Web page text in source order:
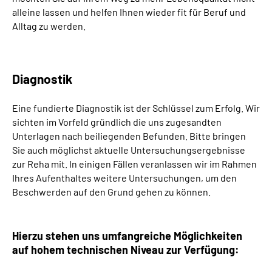
alleine lassen und helfen Ihnen wieder fit für Beruf und
Alltag zu werden.
Diagnostik
Eine fundierte Diagnostik ist der Schlüssel zum Erfolg. Wir
sichten im Vorfeld gründlich die uns zugesandten
Unterlagen nach beiliegenden Befunden. Bitte bringen
Sie auch möglichst aktuelle Untersuchungsergebnisse
zur Reha mit. In einigen Fällen veranlassen wir im Rahmen
Ihres Aufenthaltes weitere Untersuchungen, um den
Beschwerden auf den Grund gehen zu können.
Hierzu stehen uns umfangreiche Möglichkeiten
auf hohem technischen Niveau zur Verfügung: